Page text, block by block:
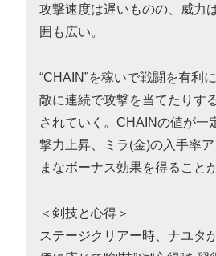
攻撃速度は遅いものの、威力
囲も広い。
“CHAIN”を稼いで戦闘を有利
敵に連続で攻撃を当てたりす
されていく。CHAINの値が一
撃力上昇、ミラ(金)の入手率
まなボーナス効果を得ること
＜剣技と心得＞
ステージクリアー時、ナユタ